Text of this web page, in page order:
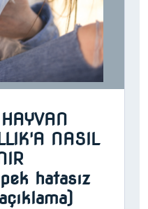
NASIL
hatasız